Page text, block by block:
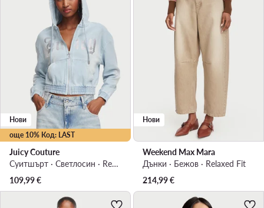
още 10% Код: LAST
Нови
Juicy Couture
Суитшърт · Светлосин · Regular Fit
109,99€
Нови
Weekend Max Mara
Дънки · Бежов · Relaxed Fit
214,99€